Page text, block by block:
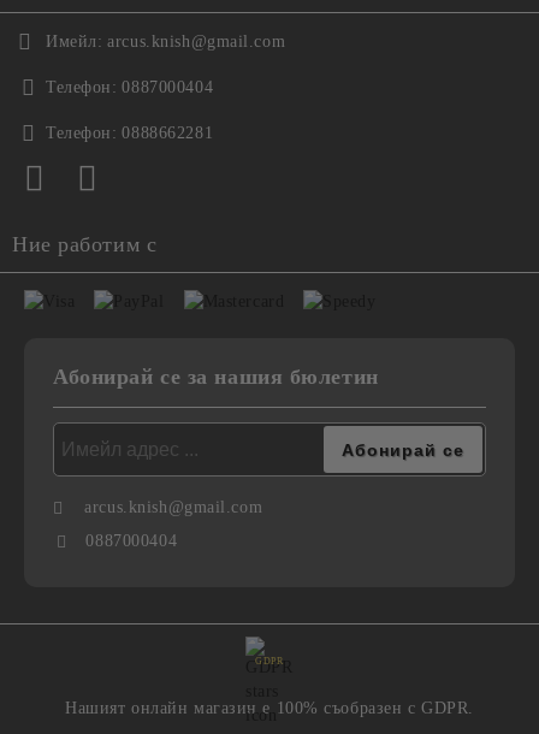
Имейл: arcus.knish@gmail.com
Телефон: 0887000404
Телефон: 0888662281
Ние работим с
Абонирай се за нашия бюлетин
arcus.knish@gmail.com
0887000404
GDPR
Нашият онлайн магазин е 100% съобразен с GDPR.